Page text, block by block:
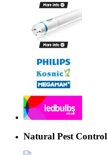
Natural Pest Control